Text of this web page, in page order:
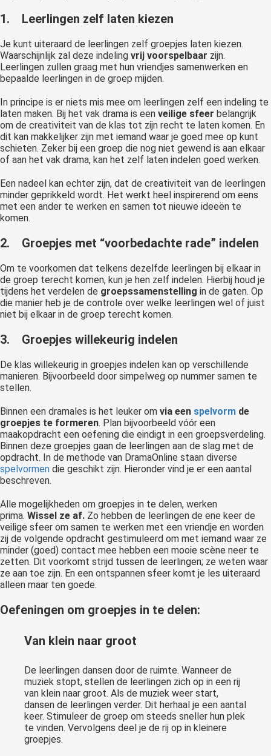
1. Leerlingen zelf laten kiezen
Je kunt uiteraard de leerlingen zelf groepjes laten kiezen.
Waarschijnlijk zal deze indeling vrij voorspelbaar zijn.
Leerlingen zullen graag met hun vriendjes samenwerken en
bepaalde leerlingen in de groep mijden.
In principe is er niets mis mee om leerlingen zelf een indeling te
laten maken. Bij het vak drama is een veilige sfeer belangrijk
om de creativiteit van de klas tot zijn recht te laten komen. En
dit kan makkelijker zijn met iemand waar je goed mee op kunt
schieten. Zeker bij een groep die nog niet gewend is aan elkaar
of aan het vak drama, kan het zelf laten indelen goed werken.
Een nadeel kan echter zijn, dat de creativiteit van de leerlingen
minder geprikkeld wordt. Het werkt heel inspirerend om eens
met een ander te werken en samen tot nieuwe ideeën te
komen.
2. Groepjes met “voorbedachte rade” indelen
Om te voorkomen dat telkens dezelfde leerlingen bij elkaar in
de groep terecht komen, kun je hen zelf indelen. Hierbij houd je
tijdens het verdelen de groepssamenstelling in de gaten. Op
die manier heb je de controle over welke leerlingen wel of juist
niet bij elkaar in de groep terecht komen.
3. Groepjes willekeurig indelen
De klas willekeurig in groepjes indelen kan op verschillende
manieren. Bijvoorbeeld door simpelweg op nummer samen te
stellen.
Binnen een dramales is het leuker om via een spelvorm de
groepjes te formeren. Plan bijvoorbeeld vóór een
maakopdracht een oefening die eindigt in een groepsverdeling.
Binnen deze groepjes gaan de leerlingen aan de slag met de
opdracht. In de methode van DramaOnline staan diverse
spelvormen die geschikt zijn. Hieronder vind je er een aantal
beschreven.
Alle mogelijkheden om groepjes in te delen, werken
prima. Wissel ze af. Zo hebben de leerlingen de ene keer de
veilige sfeer om samen te werken met een vriendje en worden
zij de volgende opdracht gestimuleerd om met iemand waar ze
minder (goed) contact mee hebben een mooie scène neer te
zetten. Dit voorkomt strijd tussen de leerlingen; ze weten waar
ze aan toe zijn. En een ontspannen sfeer komt je les uiteraard
alleen maar ten goede.
Oefeningen om groepjes in te delen:
Van klein naar groot
De leerlingen dansen door de ruimte. Wanneer de
muziek stopt, stellen de leerlingen zich op in een rij
van klein naar groot. Als de muziek weer start,
dansen de leerlingen verder. Dit herhaal je een aantal
keer. Stimuleer de groep om steeds sneller hun plek
te vinden. Vervolgens deel je de rij op in kleinere
groepjes.